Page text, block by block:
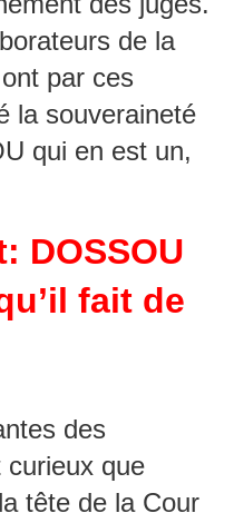
de la
par ces
la souveraineté
qui en est un,
: DOSSOU
fait de
des
curieux que
tête de la Cour